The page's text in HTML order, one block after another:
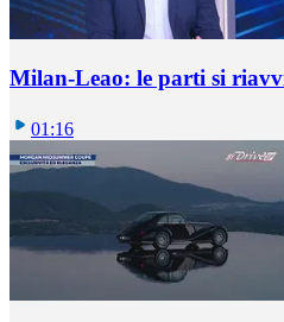
Milan-Leao: le parti si
01:16